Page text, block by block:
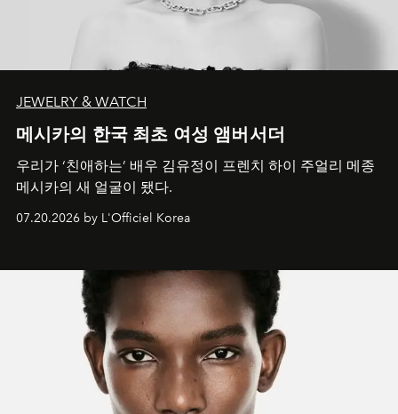
JEWELRY & WATCH
메시카의 한국 최초 여성 앰버서더
우리가 ‘친애하는’ 배우 김유정이 프렌치 하이 주얼리 메종
메시카의 새 얼굴이 됐다.
07.20.2026 by L'Officiel Korea